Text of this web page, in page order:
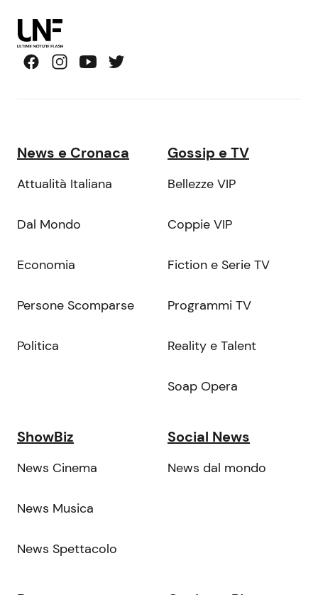
News e Cronaca
Attualità Italiana
Dal Mondo
Economia
Persone Scomparse
Politica
Gossip e TV
Bellezze VIP
Coppie VIP
Fiction e Serie TV
Programmi TV
Reality e Talent
Soap Opera
ShowBiz
News Cinema
News Musica
News Spettacolo
Social News
News dal mondo